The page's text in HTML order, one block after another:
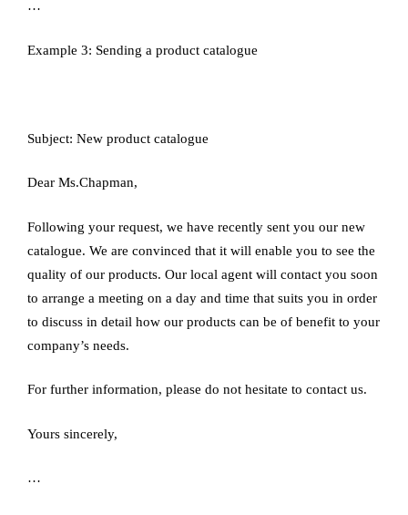
…
Example 3: Sending a product catalogue
Subject: New product catalogue
Dear Ms.Chapman,
Following your request, we have recently sent you our new
catalogue. We are convinced that it will enable you to see the
quality of our products. Our local agent will contact you soon
to arrange a meeting on a day and time that suits you in order
to discuss in detail how our products can be of benefit to your
company’s needs.
For further information, please do not hesitate to contact us.
Yours sincerely,
…